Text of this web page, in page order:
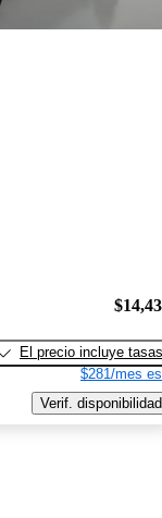
El precio incluye tasas
$281/mes
Verif. disponibilidad